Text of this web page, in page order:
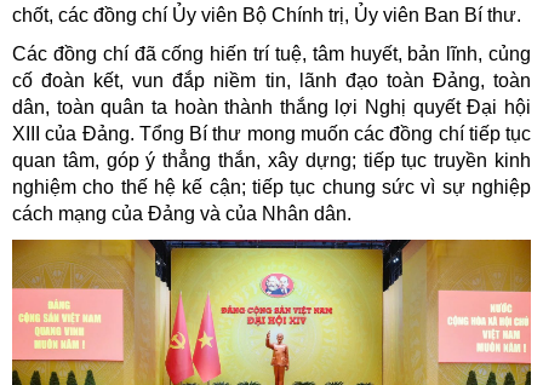
chốt, các đồng chí Ủy viên Bộ Chính trị, Ủy viên Ban Bí thư.
Các đồng chí đã cống hiến trí tuệ, tâm huyết, bản lĩnh, củng
cố đoàn kết, vun đắp niềm tin, lãnh đạo toàn Đảng, toàn
dân, toàn quân ta hoàn thành thắng lợi Nghị quyết Đại hội
XIII của Đảng. Tổng Bí thư mong muốn các đồng chí tiếp tục
quan tâm, góp ý thẳng thắn, xây dựng; tiếp tục truyền kinh
nghiệm cho thế hệ kế cận; tiếp tục chung sức vì sự nghiệp
cách mạng của Đảng và của Nhân dân.